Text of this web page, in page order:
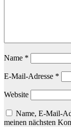
Name *
E-Mail-Adresse *
Website
Name, E-Mail-
meinen nächsten